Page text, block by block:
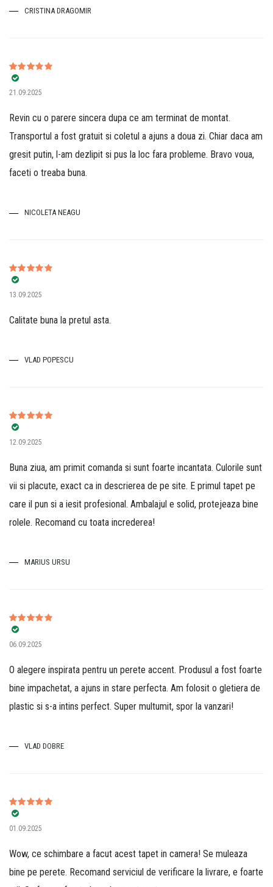
CRISTINA DRAGOMIR
Evaluat la
din 5
21.09.2025
Revin cu o parere sincera dupa ce am terminat de montat.
Transportul a fost gratuit si coletul a ajuns a doua zi. Chiar daca am
gresit putin, l-am dezlipit si pus la loc fara probleme. Bravo voua,
faceti o treaba buna.
NICOLETA NEAGU
Evaluat la
din 5
13.09.2025
Calitate buna la pretul asta.
VLAD POPESCU
Evaluat la
din 5
12.09.2025
Buna ziua, am primit comanda si sunt foarte incantata. Culorile sunt
vii si placute, exact ca in descrierea de pe site. E primul tapet pe
care il pun si a iesit profesional. Ambalajul e solid, protejeaza bine
rolele. Recomand cu toata increderea!
MARIUS URSU
Evaluat la
din 5
06.09.2025
O alegere inspirata pentru un perete accent. Produsul a fost foarte
bine impachetat, a ajuns in stare perfecta. Am folosit o gletiera de
plastic si s-a intins perfect. Super multumit, spor la vanzari!
VLAD DOBRE
Evaluat la
din 5
01.09.2025
Wow, ce schimbare a facut acest tapet in camera! Se muleaza
bine pe perete. Recomand serviciul de verificare la livrare, e foarte